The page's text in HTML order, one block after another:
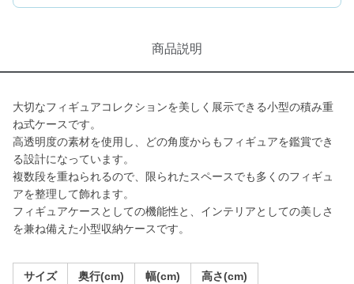
商品説明
大切なフィギュアコレクションを美しく展示できる小型の積み重
ね式ケースです。
高透明度の素材を使用し、どの角度からもフィギュアを鑑賞でき
る設計になっています。
複数段を重ねられるので、限られたスペースでも多くのフィギュ
アを整理して飾れます。
フィギュアケースとしての機能性と、インテリアとしての美しさ
を兼ね備えた小型収納ケースです。
サイズ 奥行(cm) 幅(cm) 高さ(cm)